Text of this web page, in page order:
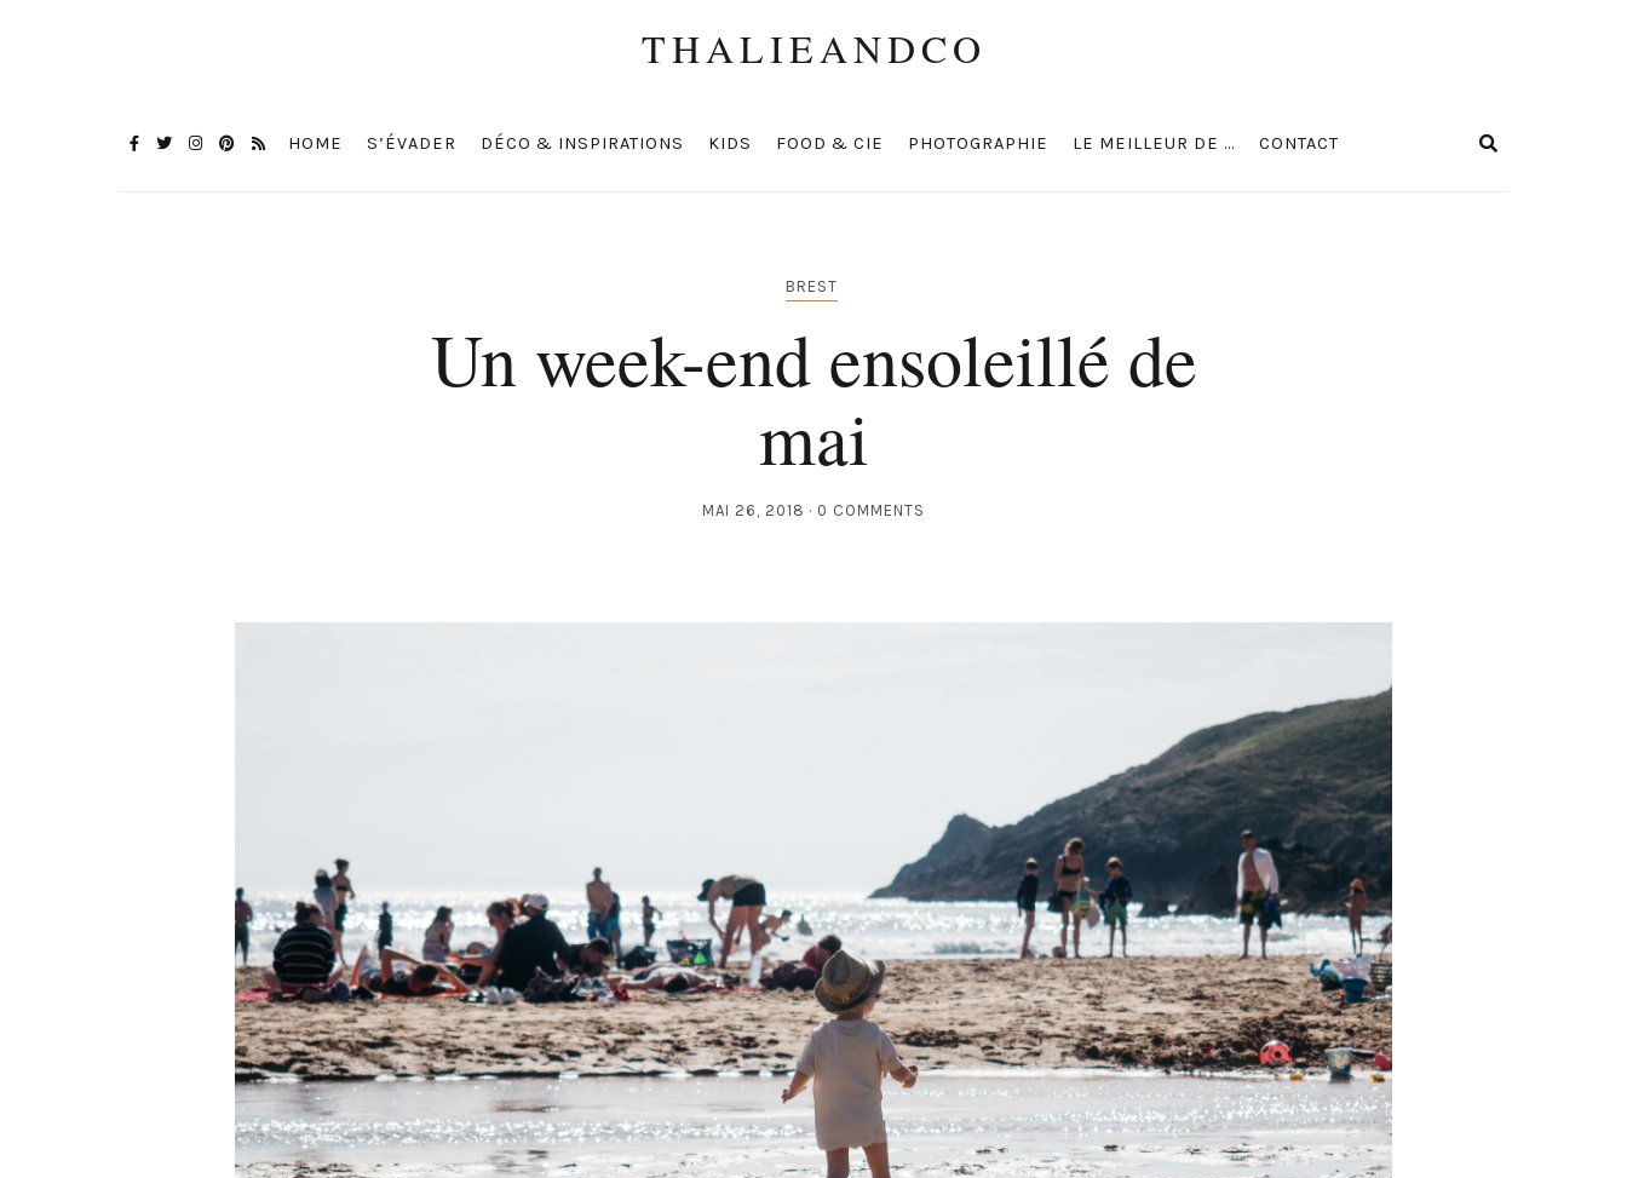
THALIEANDCO
HOME S’ÉVADER DÉCO & INSPIRATIONS KIDS FOOD & CIE PHOTOGRAPHIE LE MEILLEUR DE … CONTACT
BREST
Un week-end ensoleillé de
mai
MAI 26, 2018 0 COMMENTS